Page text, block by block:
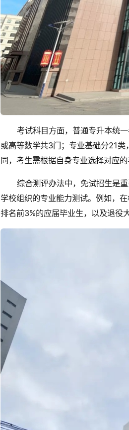
考试科目方面，普通专升本统
或高等数学共3门；专业基础分21
同，考生需根据自身专业选择对应的
综合测评办法中，免试招生是
学校组织的专业能力测试。例如，
排名前3%的应届毕业生，以及退役